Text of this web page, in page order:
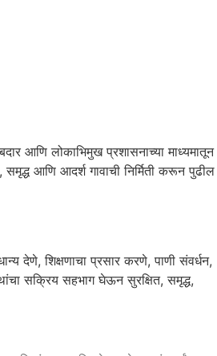
आणि लोकाभिमुख प्रशासनाच्या माध्यमातून
आणि आदर्श गावाची निर्मिती करून पुढील
देणे, शिक्षणाचा प्रसार करणे, पाणी संवर्धन,
सक्रिय सहभाग घेऊन सुरक्षित, समृद्ध,